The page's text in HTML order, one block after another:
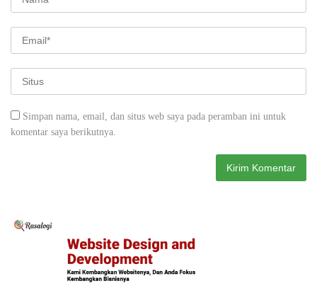
Simpan nama, email, dan situs web saya pada peramban ini untuk
komentar saya berikutnya.